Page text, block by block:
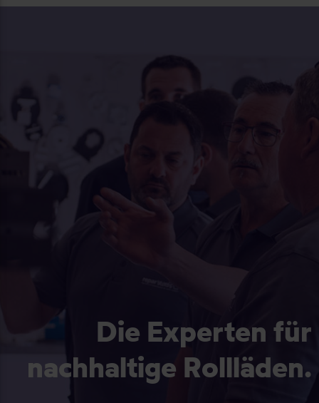
Die Experten für
nachhaltige Rollläden.